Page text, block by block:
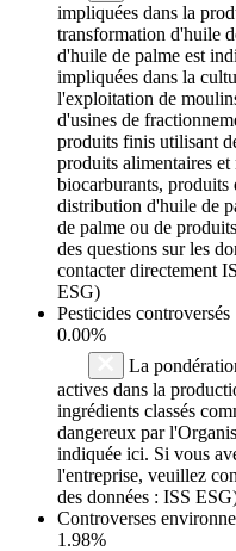
impliquées dans la
transformation d'huile
d'huile de palme est
impliquées dans la
l'exploitation de
d'usines de
produits finis utilisant
produits alimentaires
biocarburants, produits
distribution d'huile de
de palme ou de
des questions sur les
contacter directement
ESG)
Pesticides controversés
0.00%
La
actives dans la
ingrédients classés
dangereux par
indiquée ici. Si vous
l'entreprise, veuillez
des données : ISS
Controverses
1.98%